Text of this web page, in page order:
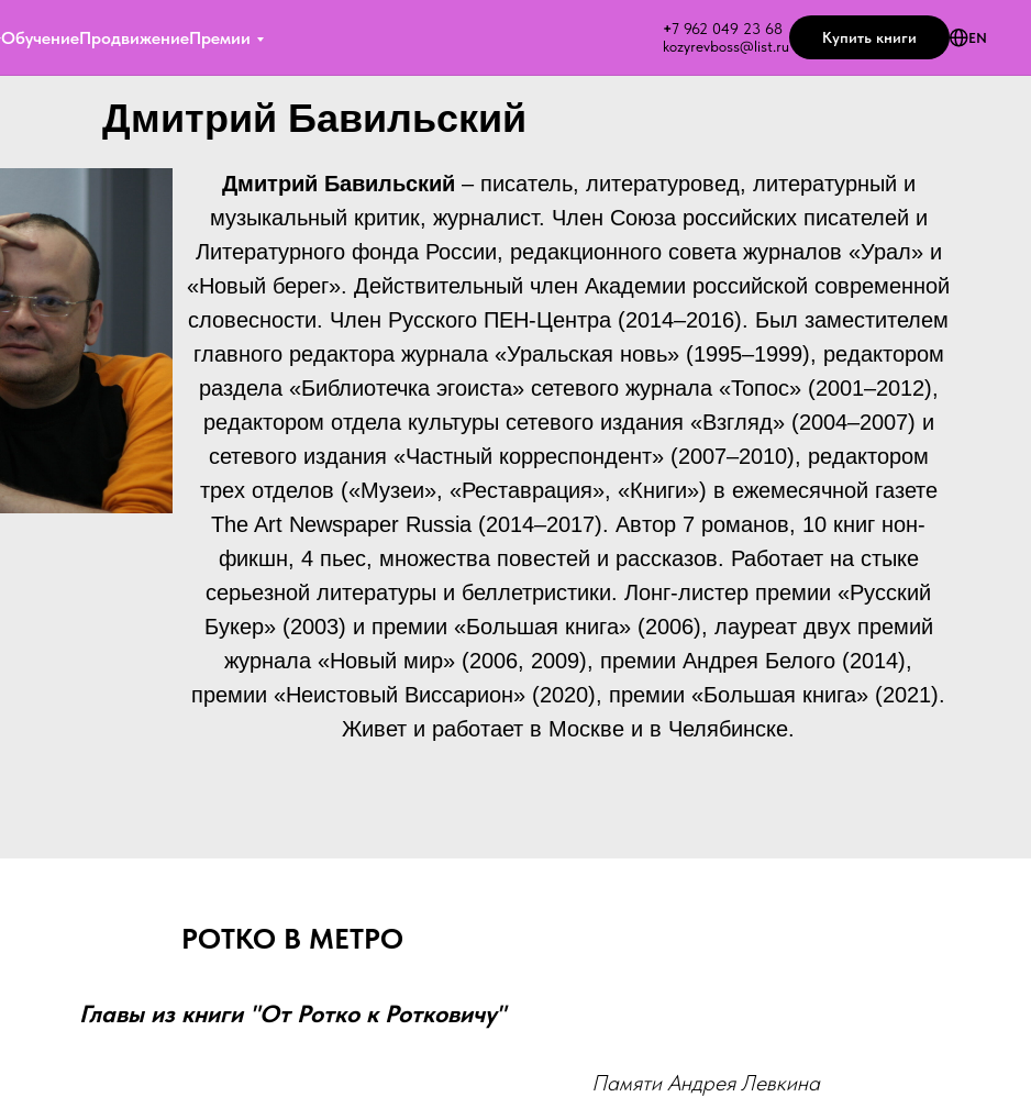
ОбучениеПродвижениеПремии +7 962 049 23 68
kozyrevboss@list.ru
Купить книги EN
Дмитрий Бавильский
Дмитрий Бавильский – писатель, литературовед, литературный и
музыкальный критик, журналист. Член Союза российских писателей и
Литературного фонда России, редакционного совета журналов «Урал» и
«Новый берег». Действительный член Академии российской современной
словесности. Член Русского ПЕН-Центра (2014–2016). Был заместителем
главного редактора журнала «Уральская новь» (1995–1999), редактором
раздела «Библиотечка эгоиста» сетевого журнала «Топос» (2001–2012),
редактором отдела культуры сетевого издания «Взгляд» (2004–2007) и
сетевого издания «Частный корреспондент» (2007–2010), редактором
трех отделов («Музеи», «Реставрация», «Книги») в ежемесячной газете
The Art Newspaper Russia (2014–2017). Автор 7 романов, 10 книг нон-
фикшн, 4 пьес, множества повестей и рассказов. Работает на стыке
серьезной литературы и беллетристики. Лонг-листер премии «Русский
Букер» (2003) и премии «Большая книга» (2006), лауреат двух премий
журнала «Новый мир» (2006, 2009), премии Андрея Белого (2014),
премии «Неистовый Виссарион» (2020), премии «Большая книга» (2021).
Живет и работает в Москве и в Челябинске.
РОТКО В МЕТРО
Главы из книги "От Ротко к Ротковичу"
Памяти Андрея Левкина